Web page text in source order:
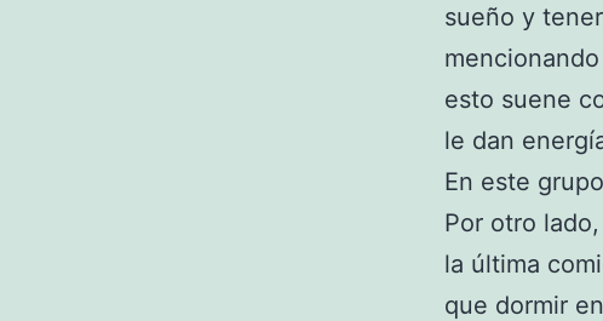
sueño y
esto suene
le dan
En este
Por otro
la última
que dormir